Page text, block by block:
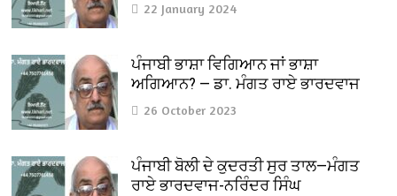
22 January 2024
ਪੰਜਾਬੀ ਭਾਸ਼ਾ ਵਿਗਿਆਨ ਜਾਂ ਭਾਸ਼ਾ
ਅਗਿਆਨ? — ਡਾ. ਮੰਗਤ ਰਾਏ ਭਾਰਦਵਾਜ
26 October 2023
ਪੰਜਾਬੀ ਬੋਲੀ ਦੇ ਕੁਦਰਤੀ ਸੁਰ ਤਾਲ—ਮੰਗਤ
ਰਾਏ ਭਾਰਦਵਾਜ-ਨਰਿੰਦਰ ਸਿੰਘ